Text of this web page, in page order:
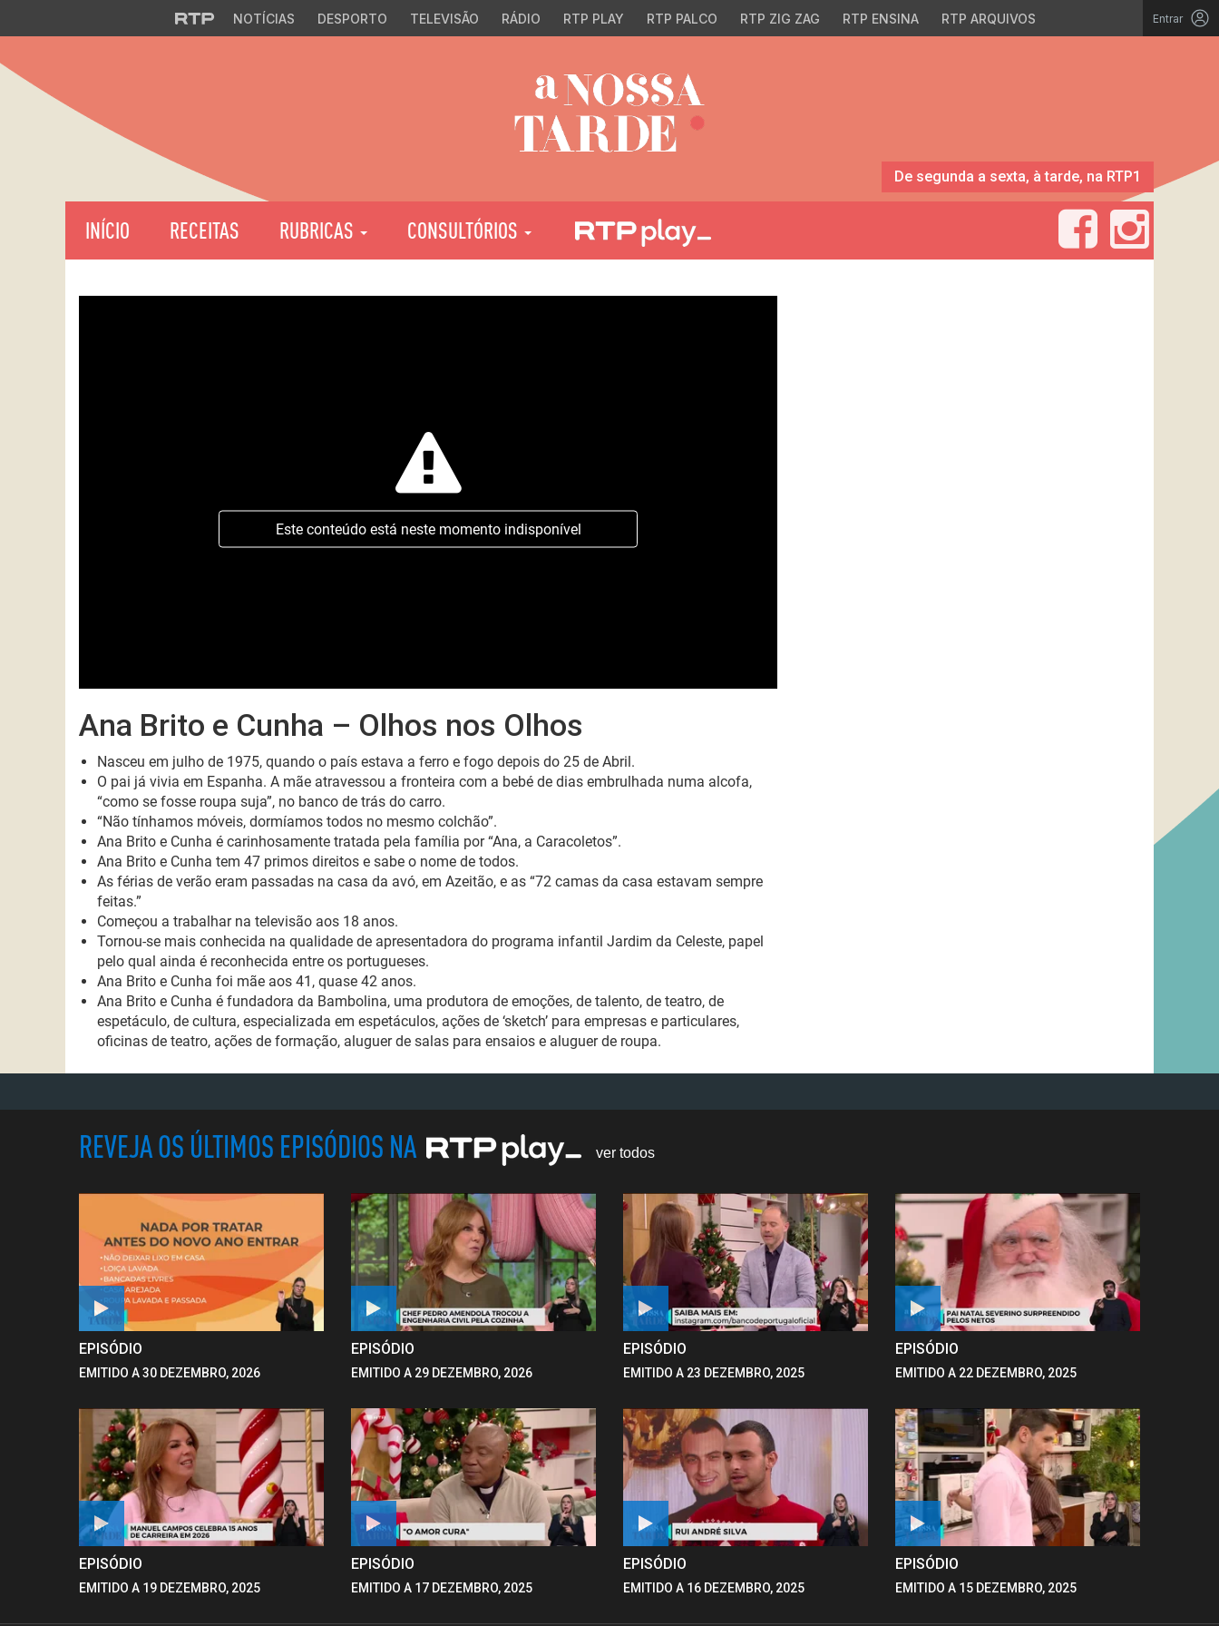
NOTÍCIAS DESPORTO TELEVISÃO RÁDIO RTP PLAY RTP PALCO RTP ZIG ZAG RTP ENSINA RTP ARQUIVOS Entrar
De segunda a sexta, à tarde, na RTP1
INÍCIO RECEITAS RUBRICAS CONSULTÓRIOS
Este conteúdo está neste momento indisponível
Ana Brito e Cunha – Olhos nos Olhos
Nasceu em julho de 1975, quando o país estava a ferro e fogo depois do 25 de Abril.
O pai já vivia em Espanha. A mãe atravessou a fronteira com a bebé de dias embrulhada numa alcofa,
“como se fosse roupa suja”, no banco de trás do carro.
“Não tínhamos móveis, dormíamos todos no mesmo colchão”.
Ana Brito e Cunha é carinhosamente tratada pela família por “Ana, a Caracoletos”.
Ana Brito e Cunha tem 47 primos direitos e sabe o nome de todos.
As férias de verão eram passadas na casa da avó, em Azeitão, e as “72 camas da casa estavam sempre
feitas.”
Começou a trabalhar na televisão aos 18 anos.
Tornou-se mais conhecida na qualidade de apresentadora do programa infantil Jardim da Celeste, papel
pelo qual ainda é reconhecida entre os portugueses.
Ana Brito e Cunha foi mãe aos 41, quase 42 anos.
Ana Brito e Cunha é fundadora da Bambolina, uma produtora de emoções, de talento, de teatro, de
espetáculo, de cultura, especializada em espetáculos, ações de ‘sketch’ para empresas e particulares,
oficinas de teatro, ações de formação, aluguer de salas para ensaios e aluguer de roupa.
REVEJA OS ÚLTIMOS EPISÓDIOS NA ver todos
EPISÓDIO
EMITIDO A 30 DEZEMBRO, 2026
EPISÓDIO
EMITIDO A 29 DEZEMBRO, 2026
EPISÓDIO
EMITIDO A 23 DEZEMBRO, 2025
EPISÓDIO
EMITIDO A 22 DEZEMBRO, 2025
EPISÓDIO
EMITIDO A 19 DEZEMBRO, 2025
EPISÓDIO
EMITIDO A 17 DEZEMBRO, 2025
EPISÓDIO
EMITIDO A 16 DEZEMBRO, 2025
EPISÓDIO
EMITIDO A 15 DEZEMBRO, 2025